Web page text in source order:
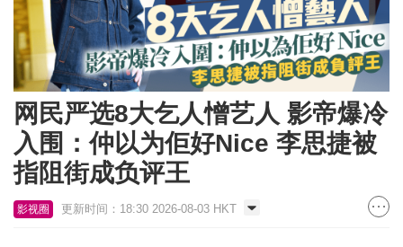
网民严选8大乞人憎艺人 影帝爆冷
入围：仲以为佢好Nice 李思捷被
指阻街成负评王
影视圈 更新时间：18:30 2026-08-03 HKT